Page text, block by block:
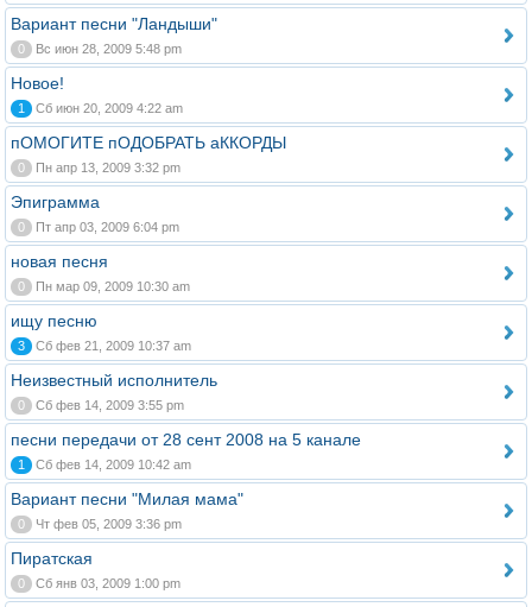
Вариант песни "Ландыши"
0 Вс июн 28, 2009 5:48 pm
Новое!
1 Сб июн 20, 2009 4:22 am
пОМОГИТЕ пОДОБРАТЬ аККОРДЫ
0 Пн апр 13, 2009 3:32 pm
Эпиграмма
0 Пт апр 03, 2009 6:04 pm
новая песня
0 Пн мар 09, 2009 10:30 am
ищу песню
3 Сб фев 21, 2009 10:37 am
Неизвестный исполнитель
0 Сб фев 14, 2009 3:55 pm
песни передачи от 28 сент 2008 на 5 канале
1 Сб фев 14, 2009 10:42 am
Вариант песни "Милая мама"
0 Чт фев 05, 2009 3:36 pm
Пиратская
0 Сб янв 03, 2009 1:00 pm